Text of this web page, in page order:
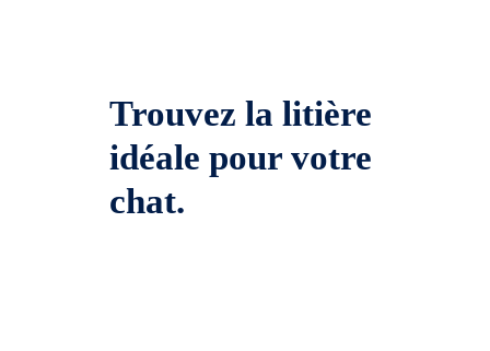
Trouvez la litière
idéale pour votre
chat.